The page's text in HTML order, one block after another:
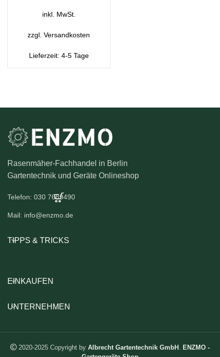
inkl. MwSt.
zzgl.Versandkosten
Lieferzeit: 4-5 Tage
Rasenmäher-Fachhandel in Berlin
Gartentechnik und Geräte Onlineshop
Telefon: 030 7689490
Mail: info@enzmo.de
TIPPS & TRICKS
EINKAUFEN
UNTERNEHMEN
2020-2025 Copyright by Albrecht Gartentechnik GmbH
ENZMO -